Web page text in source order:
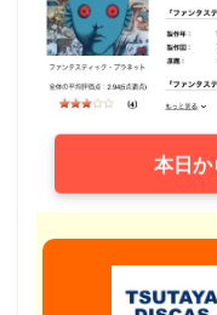
本日か